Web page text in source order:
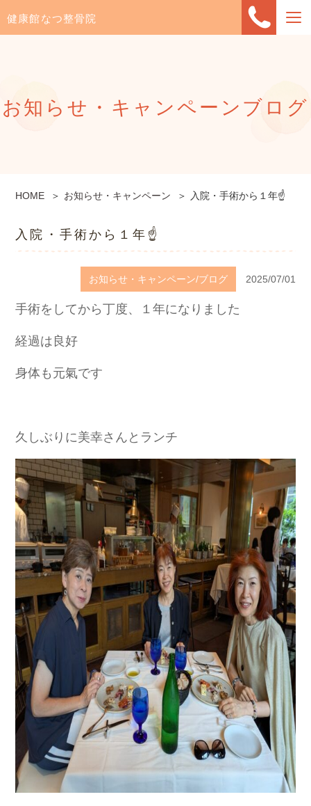
健康館なつ整骨院
お知らせ・キャンペーン ブログ
HOME お知らせ・キャンペーン 入院・手術から１年☝️
入院・手術から１年☝️
お知らせ・キャンペーン/ブログ 2025/07/01
手術をしてから丁度、１年になりました
経過は良好
身体も元氣です
久しぶりに美幸さんとランチ